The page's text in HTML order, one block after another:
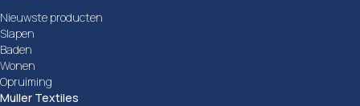
Nieuwste producten
Slapen
Baden
Wonen
Opruiming
Muller Textiles